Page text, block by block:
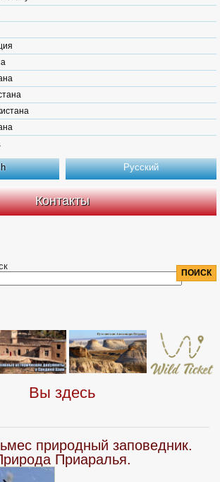
Русский
Контакты
Вы здесь
природный заповедник.
Приаралья.